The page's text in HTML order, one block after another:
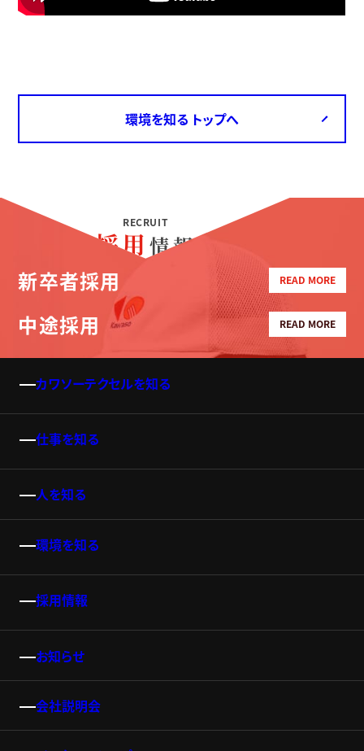
環境を知る トップへ
RECRUIT
採用情報
新卒者採用 READ MORE
中途採用 READ MORE
カワソーテクセルを知る
仕事を知る
人を知る
環境を知る
採用情報
お知らせ
会社説明会